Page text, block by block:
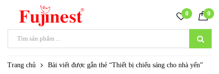
0 0
Trang chủ Bài viết được gắn thẻ “Thiết bị chiếu sáng cho nhà yến”